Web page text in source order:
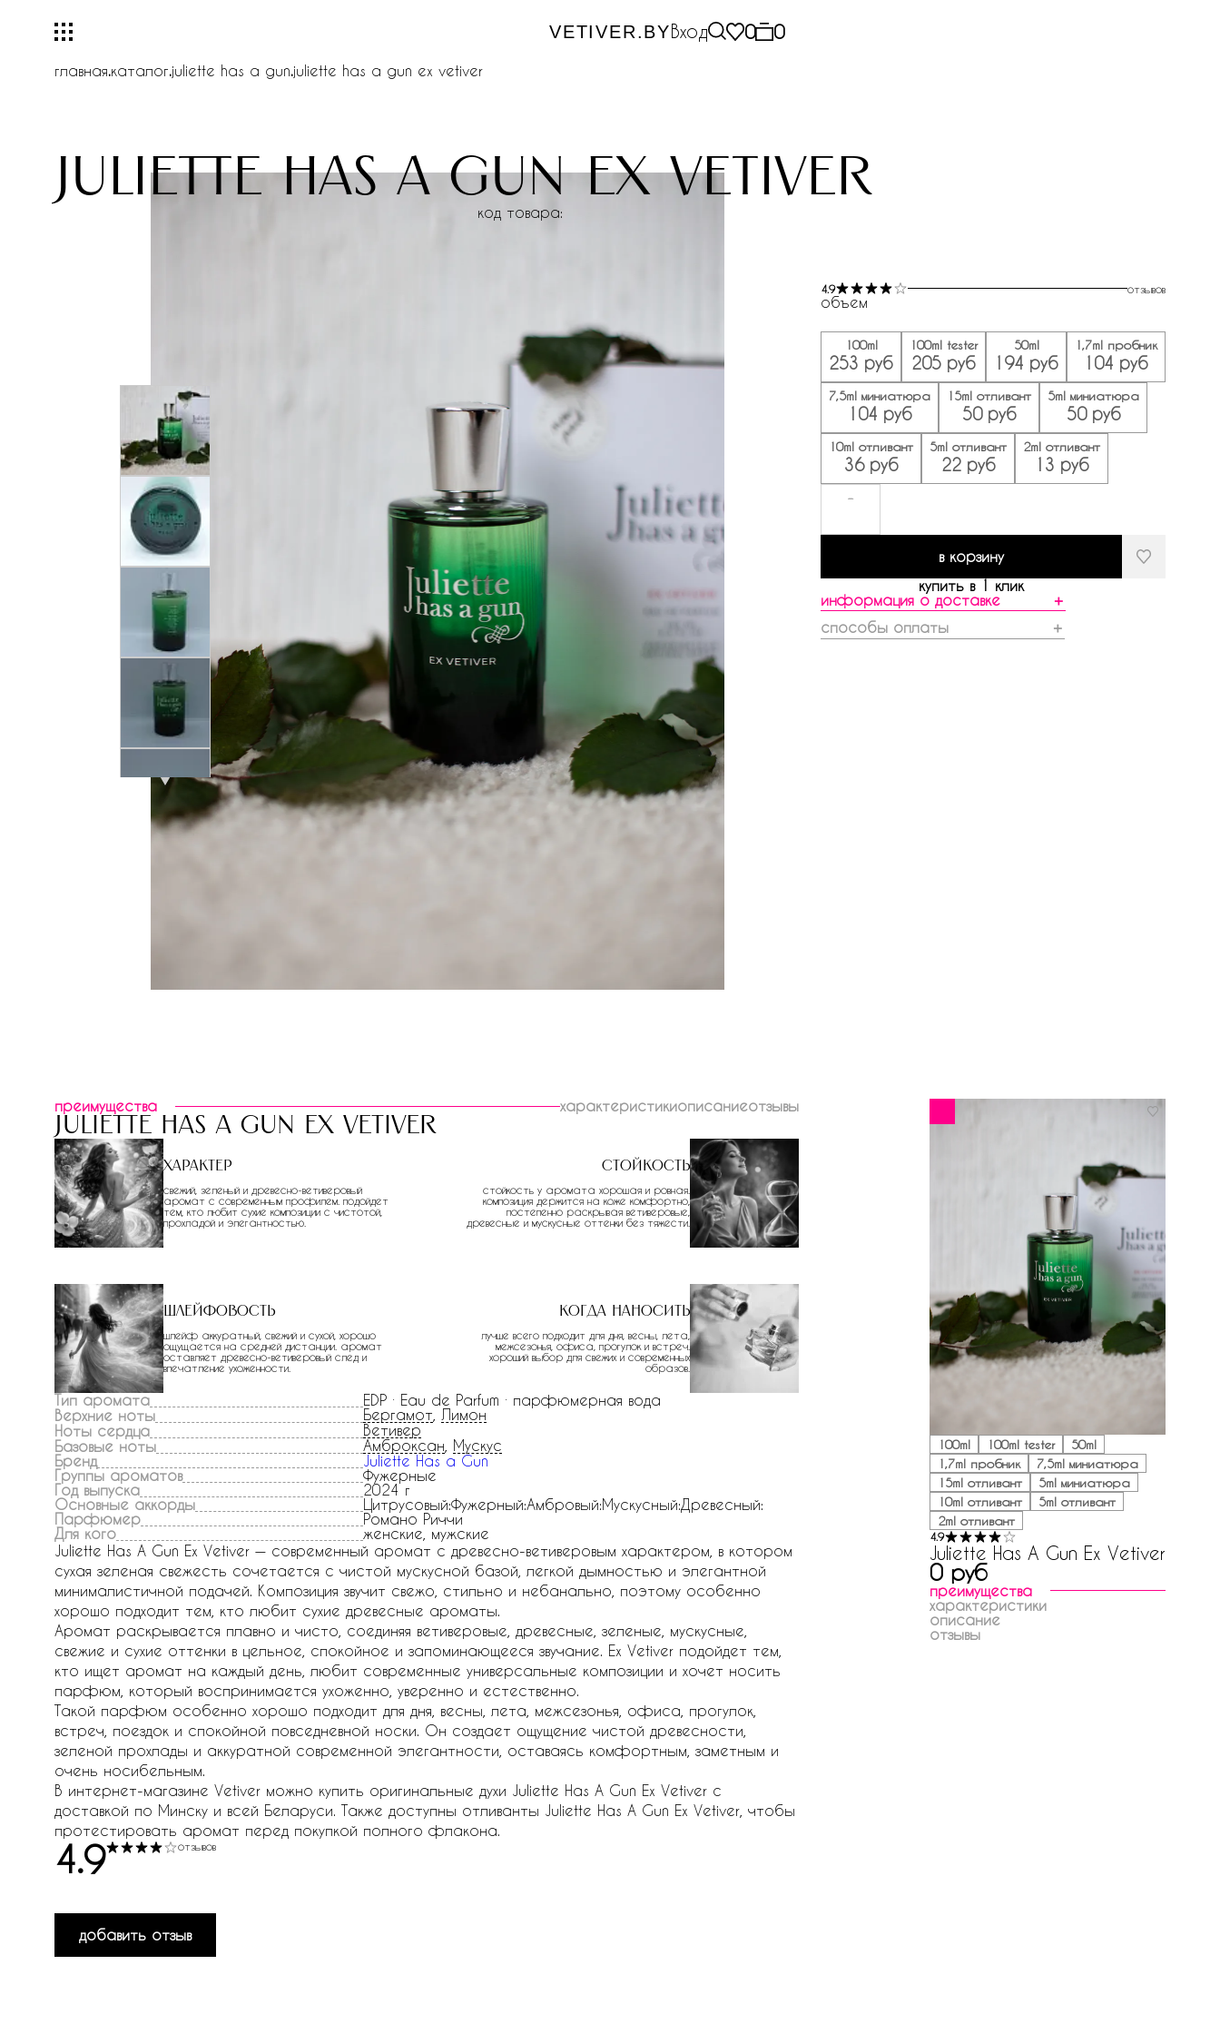
VETIVER.BYВход 0 0
главная.каталог.juliette has a gun.juliette has a gun ex vetiver
juliette has a gun ex vetiver
код товара:
4.9 отзывов
объем
100ml
253 руб
100ml tester
205 руб
50ml
194 руб
1,7ml пробник
104 руб
7,5ml миниатюра
104 руб
15ml отливант
50 руб
5ml миниатюра
50 руб
10ml отливант
36 руб
5ml отливант
22 руб
2ml отливант
13 руб
-
в корзину
купить в 1 клик
информация о доставке
＋
способы оплаты
＋
преимущества характеристикиописаниеотзывы
juliette has a gun ex vetiver
Характер
свежий, зеленый и древесно-ветиверовый
аромат с современным профилем. подойдет
тем, кто любит сухие композиции с чистотой,
прохладой и элегантностью.
Стойкость
стойкость у аромата хорошая и ровная.
композиция держится на коже комфортно,
постепенно раскрывая ветиверовые,
древесные и мускусные оттенки без тяжести.
Шлейфовость
шлейф аккуратный, свежий и сухой, хорошо
ощущается на средней дистанции. аромат
оставляет древесно-ветиверовый след и
впечатление ухоженности.
Когда наносить
лучше всего подходит для дня, весны, лета,
межсезонья, офиса, прогулок и встреч.
хороший выбор для свежих и современных
образов.
Тип аромата
EDP · Eau de Parfum · парфюмерная вода
Верхние ноты
Бергамот Лимон
Ноты сердца
Ветивер
Базовые ноты
Амброксан Мускус
Бренд
Juliette Has a Gun
Группы ароматов
Фужерные
Год выпуска
2024 г
Основные аккорды
Цитрусовый:Фужерный:Амбровый:Мускусный:Древесный:
Парфюмер
Романо Риччи
Для кого
женские, мужские
Juliette Has A Gun Ex Vetiver — современный аромат с древесно-ветиверовым характером, в котором
сухая зеленая свежесть сочетается с чистой мускусной базой, легкой дымностью и элегантной
минималистичной подачей. Композиция звучит свежо, стильно и небанально, поэтому особенно
хорошо подходит тем, кто любит сухие древесные ароматы.
Аромат раскрывается плавно и чисто, соединяя ветиверовые, древесные, зеленые, мускусные,
свежие и сухие оттенки в цельное, спокойное и запоминающееся звучание. Ex Vetiver подойдет тем,
кто ищет аромат на каждый день, любит современные универсальные композиции и хочет носить
парфюм, который воспринимается ухоженно, уверенно и естественно.
Такой парфюм особенно хорошо подходит для дня, весны, лета, межсезонья, офиса, прогулок,
встреч, поездок и спокойной повседневной носки. Он создает ощущение чистой древесности,
зеленой прохлады и аккуратной современной элегантности, оставаясь комфортным, заметным и
очень носибельным.
В интернет-магазине Vetiver можно купить оригинальные духи Juliette Has A Gun Ex Vetiver с
доставкой по Минску и всей Беларуси. Также доступны отливанты Juliette Has A Gun Ex Vetiver, чтобы
протестировать аромат перед покупкой полного флакона.
4.9 отзывов
добавить отзыв
100ml 100ml tester
50ml
1,7ml пробник
7,5ml миниатюра
15ml отливант
5ml миниатюра
10ml отливант
5ml отливант
2ml отливант
4.9
Juliette Has A Gun Ex Vetiver
0 руб
преимущества
характеристики
описание
отзывы